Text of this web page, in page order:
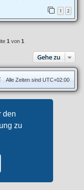
den
zu
1 2
1 von 1
Gehe zu
Alle Zeiten sind UTC+02:00
phpBB Limited
phpBB.de